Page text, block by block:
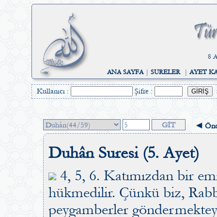
8
ANA SAYFA| SURELER| AYET
Kullanıcı : Şifre :
◄
Duhân Suresi (5. Ayet)
4, 5, 6. Katımızdan bir
hükmedilir. Çünkü biz,
peygamberler